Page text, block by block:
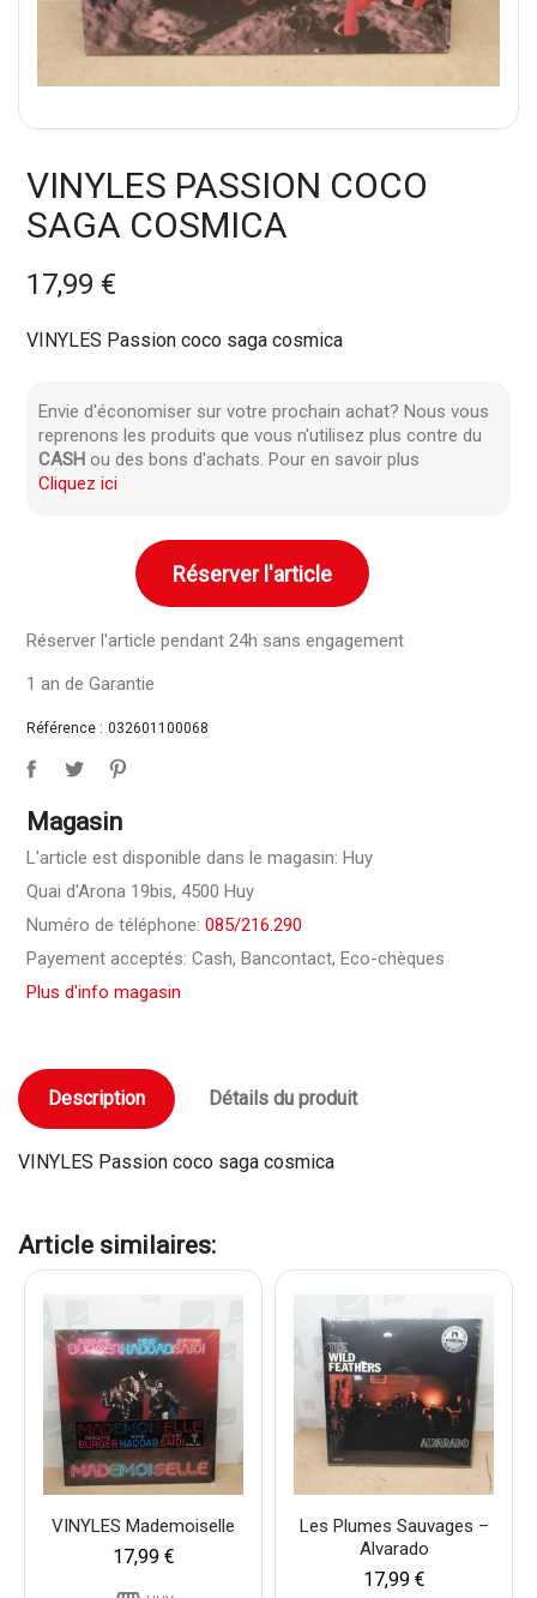
VINYLES PASSION COCO
SAGA COSMICA
17,99 €
VINYLES Passion coco saga cosmica
Envie d'économiser sur votre prochain achat? Nous vous
reprenons les produits que vous n'utilisez plus contre du
CASH ou des bons d'achats. Pour en savoir plus
Cliquez ici
Réserver l'article
Réserver l'article pendant 24h sans engagement
1 an de Garantie
Référence : 032601100068
Magasin
L'article est disponible dans le magasin: Huy
Quai d'Arona 19bis, 4500 Huy
Numéro de téléphone:085/216.290
Payement acceptés: Cash, Bancontact, Eco-chèques
Plus d'info magasin
Description Détails du produit
VINYLES Passion coco saga cosmica
Article similaires:
VINYLES Mademoiselle
17,99 €
Les Plumes Sauvages –
Alvarado
17,99 €